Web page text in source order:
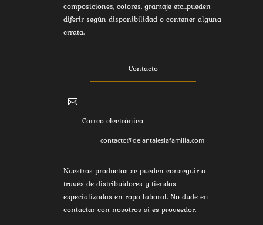
composiciones, colores, gramaje etc...pueden
diferir según disponibilidad o contener alguna
errata.
Contacto

Correo electrónico
contacto@delantaleslafamilia.com
Nuestros productos se pueden conseguir a
través de distribuidores y tiendas
especializadas en ropa laboral. No dude en
contactar con nosotros si es proveedor.